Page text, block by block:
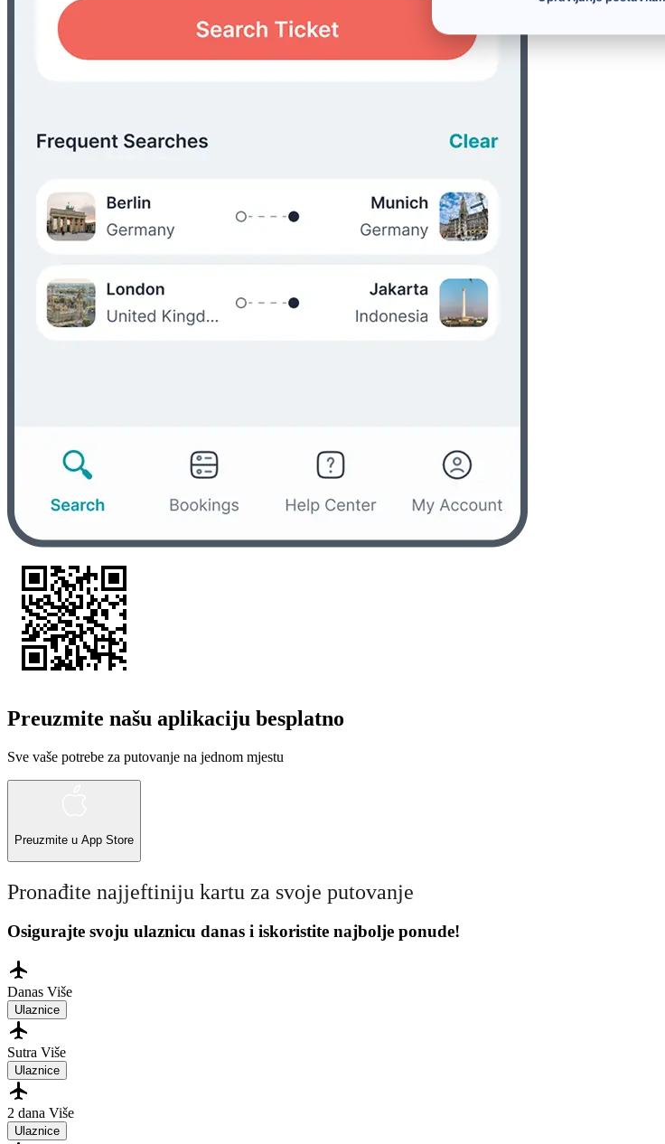
Preuzmite našu aplikaciju besplatno
Sve vaše potrebe za putovanje na jednom mjestu
Preuzmite u App Store
Pronađite najjeftiniju kartu za svoje putovanje
Osigurajte svoju ulaznicu danas i iskoristite najbolje ponude!
Danas Više
Ulaznice
Sutra Više
Ulaznice
2 dana Više
Ulaznice